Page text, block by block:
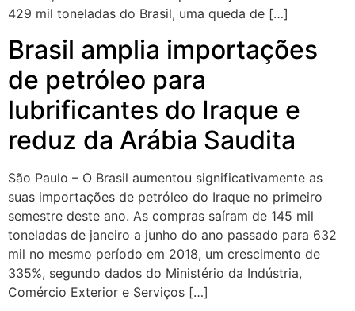
429 mil toneladas do Brasil, uma queda de […]
Brasil amplia importações
de petróleo para
lubrificantes do Iraque e
reduz da Arábia Saudita
São Paulo – O Brasil aumentou significativamente as
suas importações de petróleo do Iraque no primeiro
semestre deste ano. As compras saíram de 145 mil
toneladas de janeiro a junho do ano passado para 632
mil no mesmo período em 2018, um crescimento de
335%, segundo dados do Ministério da Indústria,
Comércio Exterior e Serviços […]